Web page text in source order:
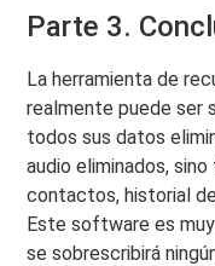
Parte 3.
La herramienta de
realmente puede ser
todos sus datos
audio eliminados,
contactos, historial
Este software es
se sobrescribirá